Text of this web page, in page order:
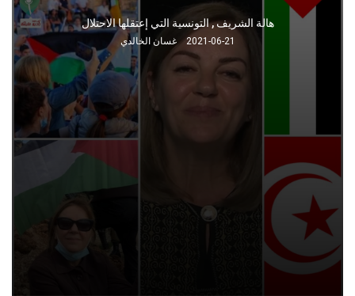
هالة الشريف , التونسية التي إعتقلها الاحتلال
2021-06-21 غسان الخالدي